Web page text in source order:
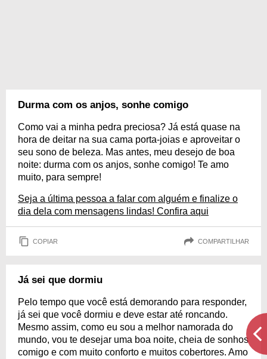
Durma com os anjos, sonhe comigo
Como vai a minha pedra preciosa? Já está quase na
hora de deitar na sua cama porta-joias e aproveitar o
seu sono de beleza. Mas antes, meu desejo de boa
noite: durma com os anjos, sonhe comigo! Te amo
muito, para sempre!
Seja a última pessoa a falar com alguém e finalize o
dia dela com mensagens lindas! Confira aqui
COPIAR COMPARTILHAR
Já sei que dormiu
Pelo tempo que você está demorando para responder,
já sei que você dormiu e deve estar até roncando.
Mesmo assim, como eu sou a melhor namorada do
mundo, vou te desejar uma boa noite, cheia de sonhos
comigo e com muito conforto e muitos cobertores. Amo